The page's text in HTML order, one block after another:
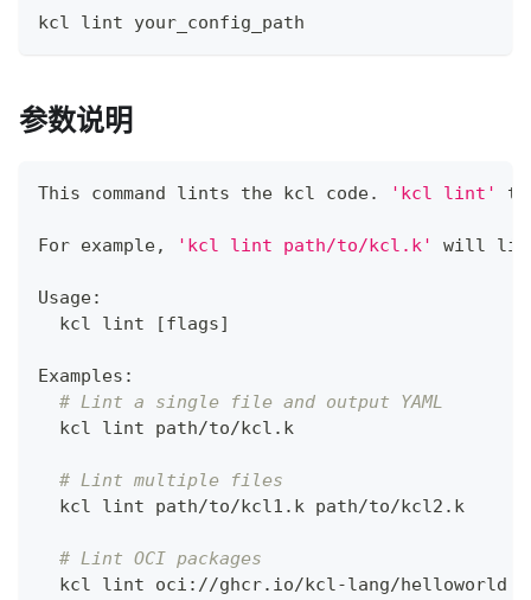
kcl lint your_config_path
参数说明
This command lints the kcl code. 'kcl lint'
For example, 'kcl lint path/to/kcl.k' will
Usage:
  kcl lint
[flags]
Examples:
# Lint a single file and output YAML
  kcl lint path/to/kcl.k
# Lint multiple files
  kcl lint path/to/kcl1.k path/to/kcl2.k
# Lint OCI packages
  kcl lint oci://ghcr.io/kcl-lang/helloworld